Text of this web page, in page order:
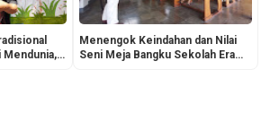
Mendunia,
Menengok Keindahan dan Nilai
Seni Meja Bangku Sekolah Era